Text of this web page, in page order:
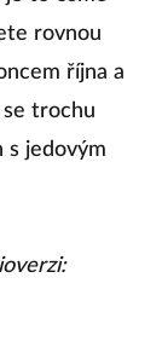
rovnou
října a
trochu
s jedovým